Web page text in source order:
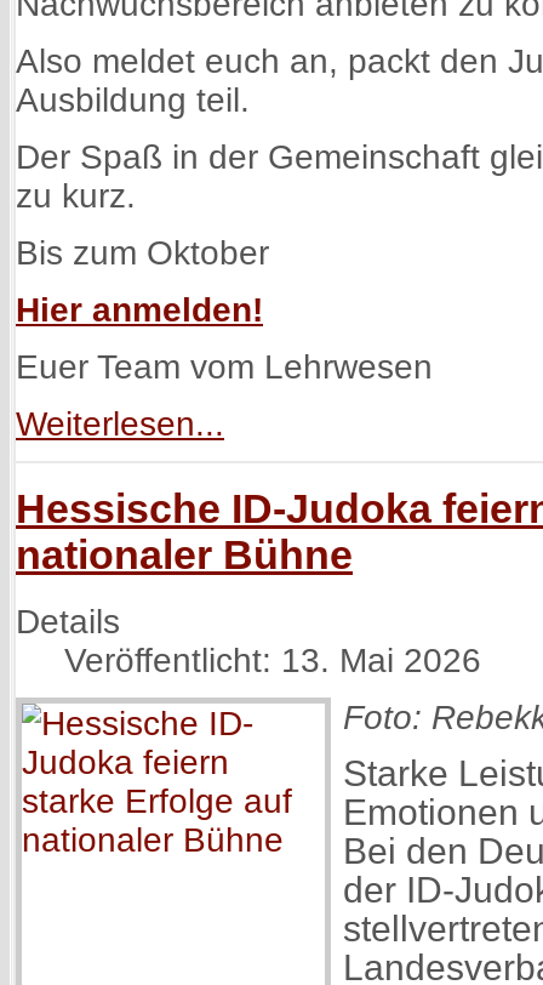
Also meldet euch an, packt den
Ausbildung teil.
Der Spaß in der Gemeinschaft
zu kurz.
Bis zum Oktober
Hier anmelden!
Euer Team vom Lehrwesen
Weiterlesen...
Hessische ID-Judoka
nationaler Bühne
Details
Veröffentlicht: 13. Mai 2026
Foto:
Starke
Emotionen
Bei den
der ID-